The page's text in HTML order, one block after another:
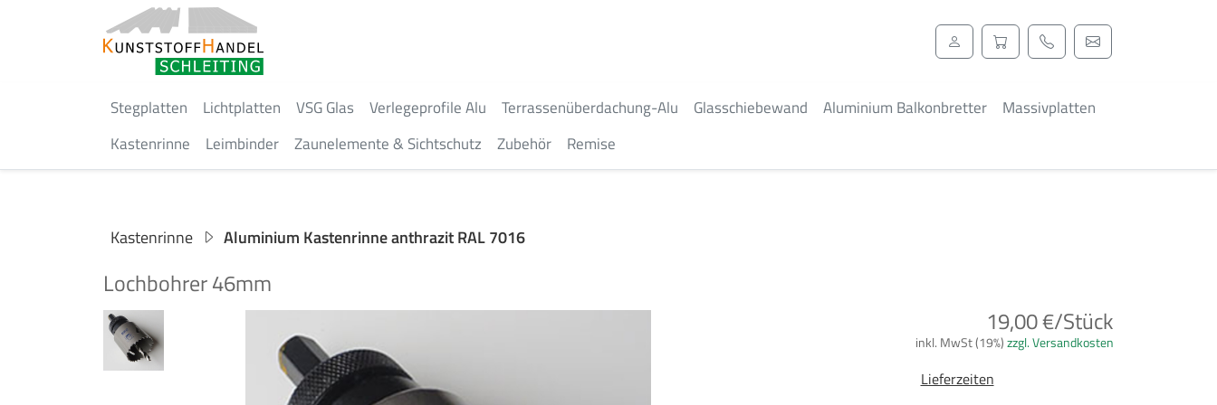
Stegplatten Lichtplatten VSG Glas Verlegeprofile Alu Terrassenüberdachung-Alu Glasschiebewand Aluminium Balkonbretter
Massivplatten
Kastenrinne
Leimbinder Zaunelemente & Sichtschutz Zubehör Remise
Kastenrinne Aluminium Kastenrinne anthrazit RAL 7016
Lochbohrer 46mm
19,00 €/Stück
inkl. MwSt (19%)zzgl. Versandkosten
Lieferzeiten